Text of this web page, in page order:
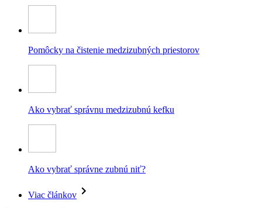
Pomôcky na čistenie medzizubných priestorov
Ako vybrať správnu medzizubnú kefku
Ako vybrať správne zubnú niť?
Viac článkov